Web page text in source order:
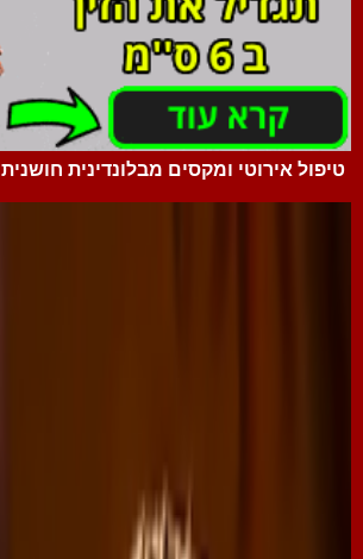
טיפול אירוטי ומקסים מבלונדינית חושנית